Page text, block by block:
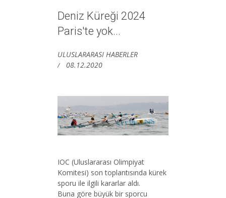
Deniz Küreği 2024
Paris'te yok...
ULUSLARARASI HABERLER
08.12.2020
IOC (Uluslararası Olimpiyat
Komitesi) son toplantısında kürek
sporu ile ilgili kararlar aldı.
Buna göre büyük bir sporcu